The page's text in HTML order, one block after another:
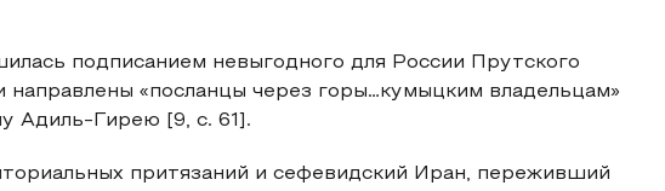
подписанием невыгодного для России Прутского
«посланцы через горы…кумыцким владельцам»
Адиль-Гирею [9, с. 61].
притязаний и сефевидский Иран, переживший